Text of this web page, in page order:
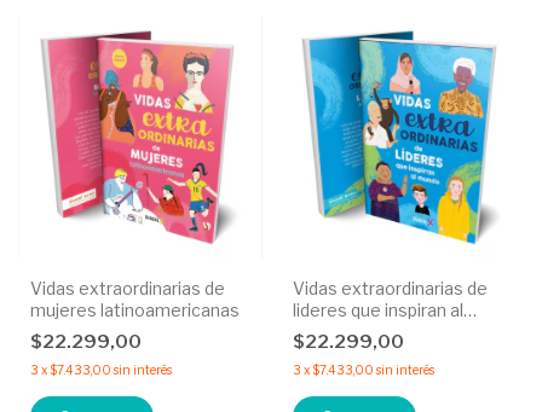
Vidas extraordinarias de
mujeres latinoamericanas
$22.299,00
3 x$7.433,00 sin interés
Vidas extraordinarias de
lideres que inspiran al
mundo
$22.299,00
3 x$7.433,00 sin interés